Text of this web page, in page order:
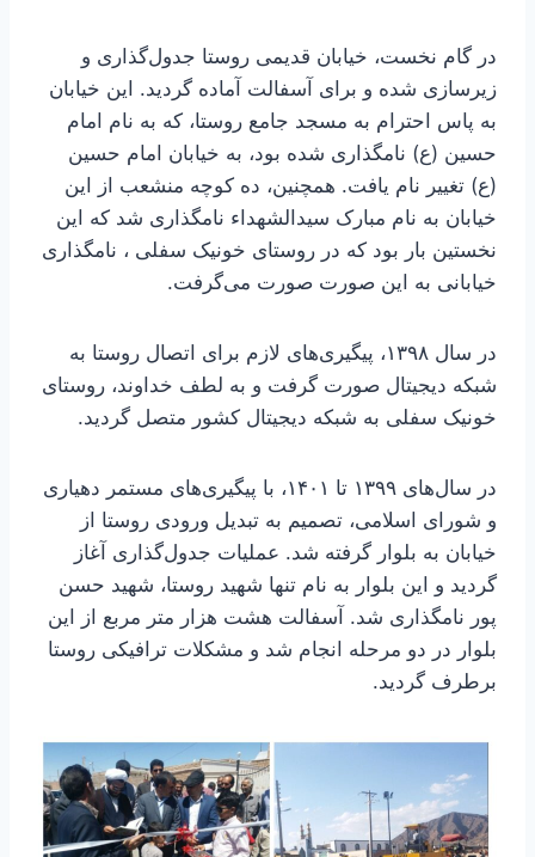
در گام نخست، خیابان قدیمی روستا جدول‌گذاری و
زیرسازی شده و برای آسفالت آماده گردید. این خیابان
به پاس احترام به مسجد جامع روستا، که به نام امام
حسین (ع) نامگذاری شده بود، به خیابان امام حسین
(ع) تغییر نام یافت. همچنین، ده کوچه منشعب از این
خیابان به نام مبارک سیدالشهداء نامگذاری شد که این
نخستین بار بود که در روستای خونیک سفلی ، نامگذاری
خیابانی به این صورت صورت می‌گرفت.
در سال ۱۳۹۸، پیگیری‌های لازم برای اتصال روستا به
شبکه دیجیتال صورت گرفت و به لطف خداوند، روستای
خونیک سفلی به شبکه دیجیتال کشور متصل گردید.
در سال‌های ۱۳۹۹ تا ۱۴۰۱، با پیگیری‌های مستمر دهیاری
و شورای اسلامی، تصمیم به تبدیل ورودی روستا از
خیابان به بلوار گرفته شد. عملیات جدول‌گذاری آغاز
گردید و این بلوار به نام تنها شهید روستا، شهید حسن
پور نامگذاری شد. آسفالت هشت هزار متر مربع از این
بلوار در دو مرحله انجام شد و مشکلات ترافیکی روستا
برطرف گردید.